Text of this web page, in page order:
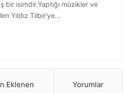
bir isimdir.Yaptığı müzikler ve
Yıldız Tilbe‘ye…
Eklenen Yorumlar